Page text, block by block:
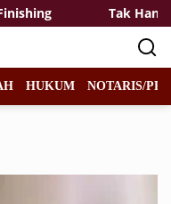
Tak Hanya
HUKUM NOTARIS/